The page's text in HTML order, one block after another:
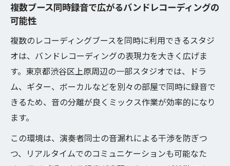
複数ブース同時録音で広がるバンドレコーディングの
可能性
複数のレコーディングブースを同時に利用できるスタジ
オは、バンドレコーディングの表現力を大きく広げま
す。東京都渋谷区上原周辺の一部スタジオでは、ドラ
ム、ギター、ボーカルなどを別々の部屋で同時に録音で
きるため、音の分離が良くミックス作業が効率的になり
ます。
この環境は、演奏者同士の音漏れによる干渉を防ぎつ
つ、リアルタイムでのコミュニケーションも可能なた